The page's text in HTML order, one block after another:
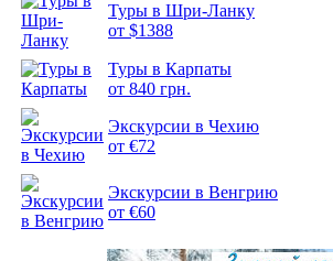
Туры в Шри-Ланку
от $1388
Туры в Карпаты
от 840 грн.
Экскурсии в Чехию
от €72
Экскурсии в Венгрию
от €60